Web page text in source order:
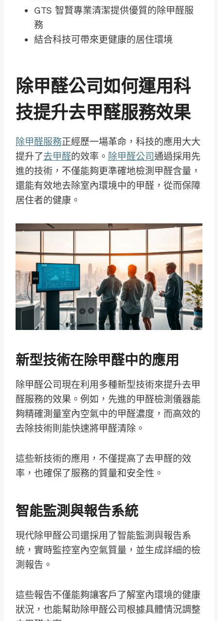
GTS 智賢專業清潔提供優質的除甲醛服
務
結合科技可帶來更健康的居住環境
除甲醛公司如何運用科
技提升去甲醛服務效果
除甲醛服務正經歷一場革命，科技的應用大大
提升了去甲醛的效率。 除甲醛公司通過採用先
進的技術，不僅能夠更準確地檢測甲醛含量，
還能有效地去除室內環境中的甲醛，從而保障
居住者的健康。
新型技術在除甲醛中的應用
除甲醛公司現在利用多種新型技術來提升去甲
醛服務的效果。例如，先進的甲醛檢測儀器能
夠精確測量室內空氣中的甲醛濃度，而高效的
去除技術則能快速將甲醛清除。
這些新技術的應用，不僅提高了去甲醛的效
率，也確保了服務的質量和安全性。
智能監測與報告系統
現代除甲醛公司還採用了智能監測與報告系
統，實時監控室內空氣質量，並生成詳細的檢
測報告。
這些報告不僅能夠讓客戶了解室內環境的健康
狀況，也能幫助除甲醛公司根據具體情況調整